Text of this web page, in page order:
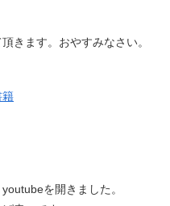
きます。おやすみなさい。
籍
を開きました。